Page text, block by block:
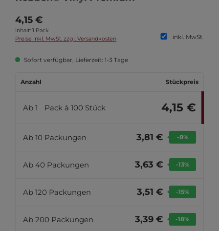
4,15 €
Inhalt: 1 Pack
inkl. MwSt.
Preise inkl. MwSt. zzgl. Versandkosten
Sofort verfügbar, Lieferzeit: 1-3 Tage
Anzahl Stückpreis
Ab 1 Pack à 100 Stück 4,15 €
Ab 10 Packungen 3,81 € -8%
Ab 40 Packungen 3,63 € -13%
Ab 120 Packungen 3,51 € -15%
Ab 200 Packungen 3,39 € -18%